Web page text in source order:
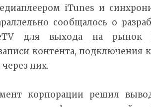
iTunes и
сообщалось о
для выхода на рынок
контента, подключения
них.
корпорации решил